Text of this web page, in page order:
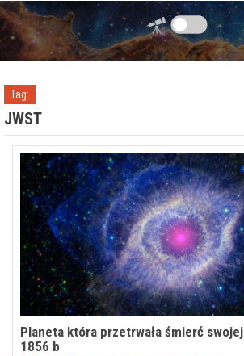
Przejdź do zawartości
Tag:
JWST
Planeta która przetrwała śmierć
1856 b